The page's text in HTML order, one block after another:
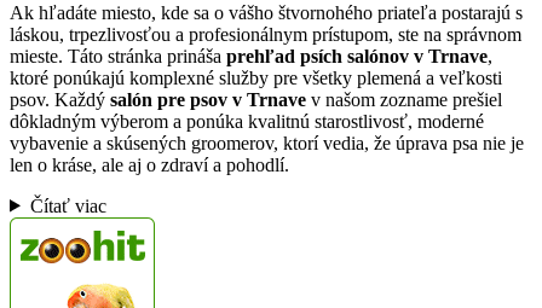
Ak hľadáte miesto, kde sa o vášho štvornohého priateľa postarajú s
láskou, trpezlivosťou a profesionálnym prístupom, ste na správnom
mieste. Táto stránka prináša prehľad psích salónov v Trnave,
ktoré ponúkajú komplexné služby pre všetky plemená a veľkosti
psov. Každý salón pre psov v Trnave v našom zozname prešiel
dôkladným výberom a ponúka kvalitnú starostlivosť, moderné
vybavenie a skúsených groomerov, ktorí vedia, že úprava psa nie je
len o kráse, ale aj o zdraví a pohodlí.
Čítať viac